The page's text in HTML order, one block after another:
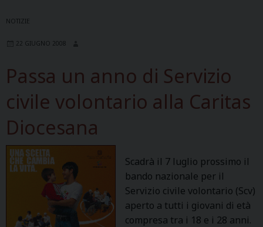
NOTIZIE
22 GIUGNO 2008
Passa un anno di Servizio
civile volontario alla Caritas
Diocesana
Scadrà il 7 luglio prossimo il
bando nazionale per il
Servizio civile volontario (Scv)
aperto a tutti i giovani di età
compresa tra i 18 e i 28 anni.